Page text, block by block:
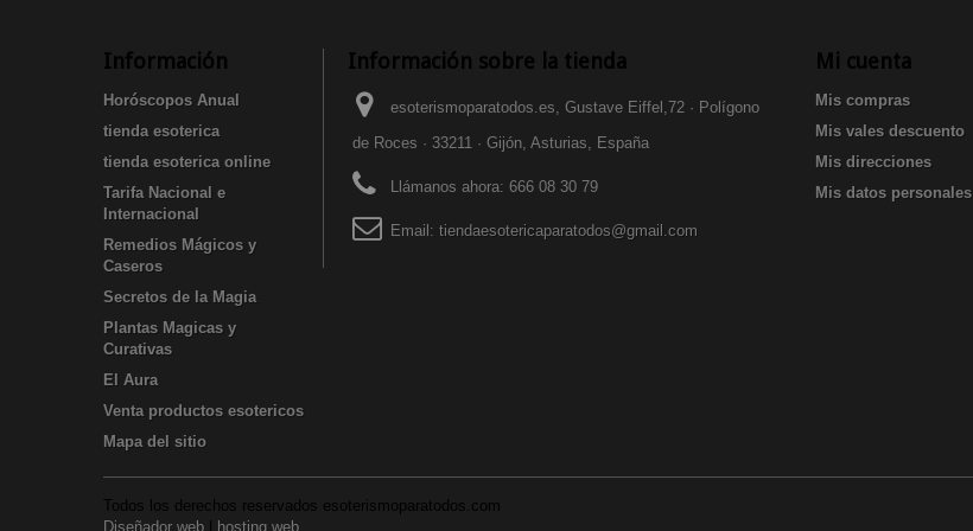
Información
Horóscopos Anual
tienda esoterica
tienda esoterica online
Tarifa Nacional e
Internacional
Remedios Mágicos y
Caseros
Secretos de la Magia
Plantas Magicas y
Curativas
El Aura
Venta productos esotericos
Mapa del sitio
Todos los derechos reservados esoterismoparatodos.com
Diseñador web
hosting web
Información sobre la tienda
esoterismoparatodos.es, Gustave Eiffel,72 · Polígono
de Roces · 33211 · Gijón, Asturias, España
Llámanos ahora: 666 08 30 79
Email: tiendaesotericaparatodos@gmail.com
Mi cuenta
Mis compras
Mis vales descuento
Mis direcciones
Mis datos personales